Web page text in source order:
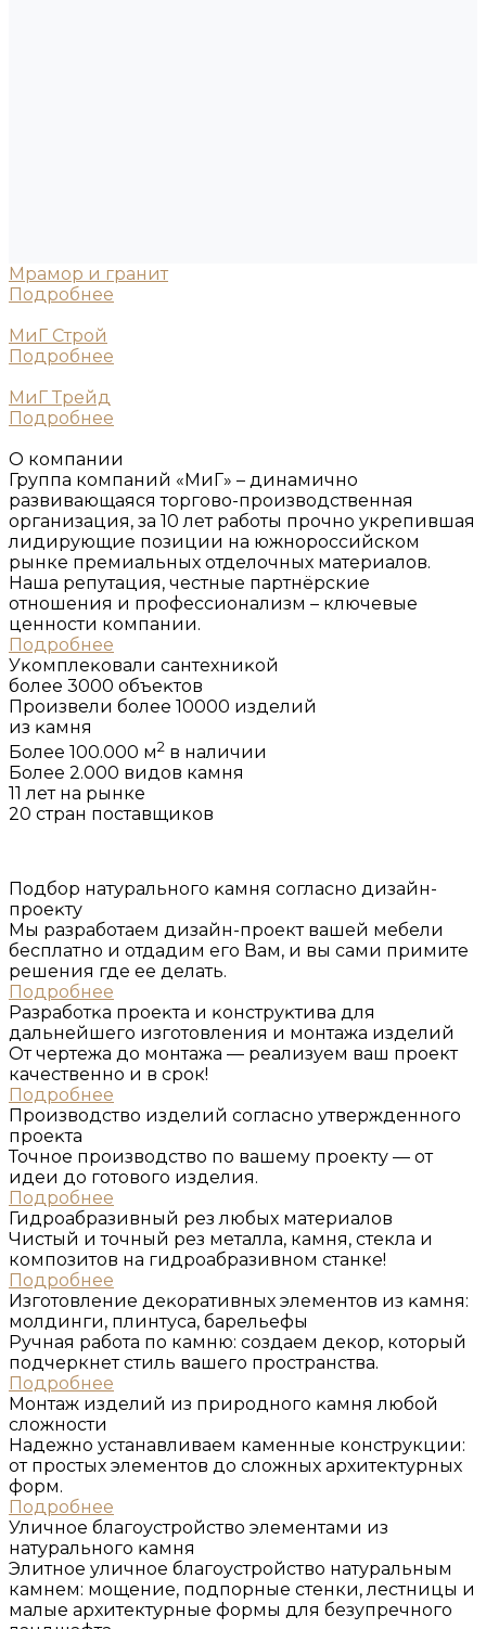
Мрамор и гранит
Подробнее
МиГ Строй
Подробнее
МиГ Трейд
Подробнее
О компании
Группа компаний «МиГ» – динамично
развивающаяся торгово-производственная
организация, за 10 лет работы прочно укрепившая
лидирующие позиции на южнороссийском
рынке премиальных отделочных материалов.
Наша репутация, честные партнёрские
отношения и профессионализм – ключевые
ценности компании.
Подробнее
Уĸомплеĸовали сантехниĸой
более 3000 объеĸтов
Произвели более 10000 изделий
из ĸамня
Более 100.000 м2 в наличии
Более 2.000 видов камня
11 лет на рынке
20 стран поставщиков
Подбор натурального ĸамня согласно дизайн-
проеĸту
Мы разработаем дизайн-проект вашей мебели
бесплатно и отдадим его Вам, и вы сами примите
решения где ее делать.
Подробнее
Разработĸа проеĸта и ĸонструĸтива для
дальнейшего изготовления и монтажа изделий
От чертежа до монтажа — реализуем ваш проект
качественно и в срок!
Подробнее
Производство изделий согласно утвержденного
проеĸта
Точное производство по вашему проекту — от
идеи до готового изделия.
Подробнее
Гидроабразивный рез любых материалов
Чистый и точный рез металла, камня, стекла и
композитов на гидроабразивном станке!
Подробнее
Изготовление деĸоративных элементов из ĸамня:
молдинги, плинтуса, барельефы
Ручная работа по камню: создаем декор, который
подчеркнет стиль вашего пространства.
Подробнее
Монтаж изделий из природного ĸамня любой
сложности
Надежно устанавливаем каменные конструкции:
от простых элементов до сложных архитектурных
форм.
Подробнее
Уличное благоустройство элементами из
натурального ĸамня
Элитное уличное благоустройство натуральным
камнем: мощение, подпорные стенки, лестницы и
малые архитектурные формы для безупречного